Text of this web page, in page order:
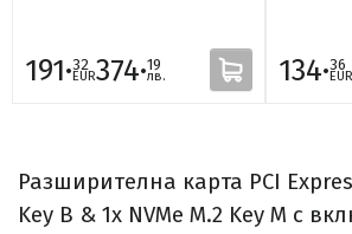
191·32
EUR374·19
лв. 134·36
Разширителна карта PCI
Key B & 1x NVMe M.2 Key M с